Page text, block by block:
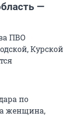
—
ПВО
Курской
по
женщина,